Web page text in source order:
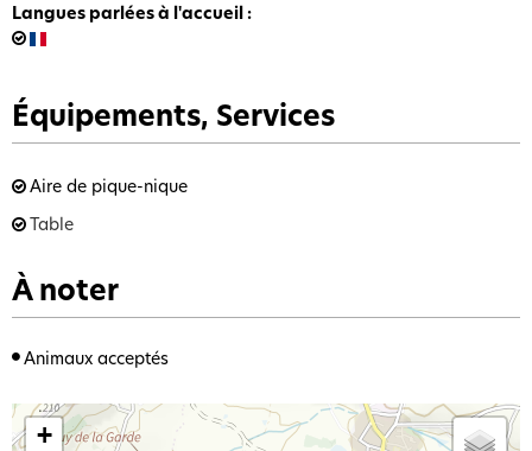
Langues parlées à l'accueil :
Équipements, Services
Aire de pique-nique
Table
À noter
Animaux acceptés
+